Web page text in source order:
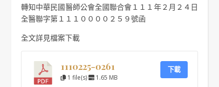
轉知中華民國醫師公會全國聯合會１１１年２月２４日
全醫聯字第１１１００００２５９號函
全文詳見檔案下載
1110225-0261
1 file(s) 1.65 MB
下載